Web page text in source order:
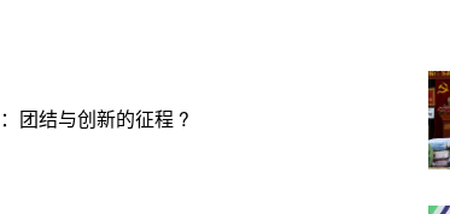
团结与创新的征程 ?